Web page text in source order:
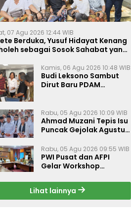
07 Agu 2026 12:44 WIB
Berduka, Yusuf Hidayat Kenang
sebagai Sosok Sahabat yang
Kamis, 06 Agu 2026 10:48 WIB
Budi Leksono Sambut
Dirut Baru PDAM
Makin Prima
Rabu, 05 Agu 2026 10:09 WIB
Ahmad Muzani Tepis Isu
Puncak Gejolak Agustus
Perkuat Persatuan
Rabu, 05 Agu 2026 09:55 WIB
PWI Pusat dan AFPI
Gelar Workshop
Inklusi Keuangan, dan
Perlindungan Publik
Lihat lainnya